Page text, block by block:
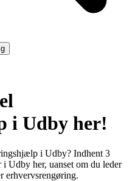
i Udby her!
i Udby? Indhent 3
Udby her, uanset om du leder
erhvervsrengøring.